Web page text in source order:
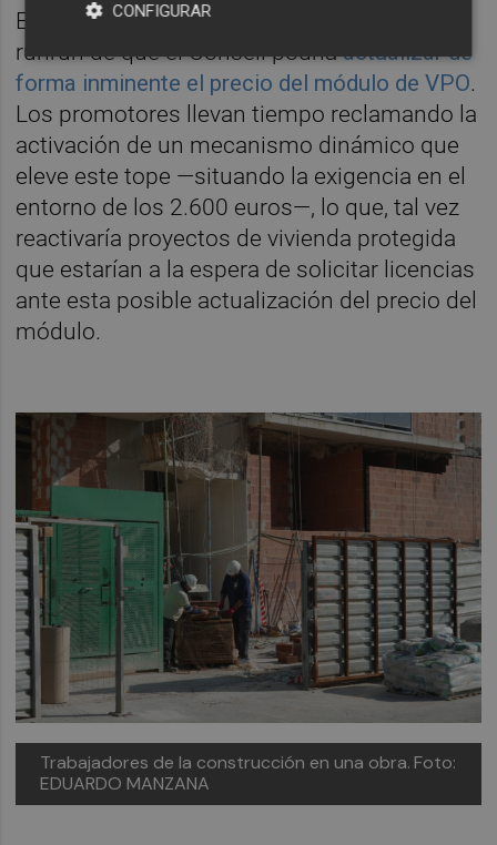
Esta parálisis coincide, además, con el
runrún de que el Consell podríaactualizar de
forma inminente el precio del módulo de VPO.
Los promotores llevan tiempo reclamando la
activación de un mecanismo dinámico que
eleve este tope —situando la exigencia en el
entorno de los 2.600 euros—, lo que, tal vez
reactivaría proyectos de vivienda protegida
que estarían a la espera de solicitar licencias
ante esta posible actualización del precio del
módulo.
Trabajadores de la construcción en una obra. Foto:
EDUARDO MANZANA
CONFIGURAR